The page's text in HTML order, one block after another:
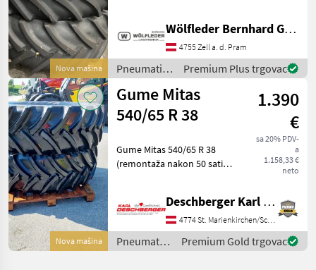
Nova mašina
mögliche Felge: W16L; DW
15L; W15L - LI: 155 (3875kg)
Wölfleder Bernhard GmbH
4755 Zell a. d. Pram
Pneumatici/
Gume/
Naplatci /
Mitas
Premium Plus trgovac
Nova mašina
Gume Mitas
540/65 R 38
1.390
€
sa 20% PDV-
a
1.158,33 €
neto
Gume Mitas 540/65 R 38
(remontaža nakon 50 sati) -
vaša kontakt osoba - g.
Christoph Deschberger
Guma Pneumatici/ Gume
Deschberger Karl Landtechnik GesmbH & Co KG
4774 St. Marienkirchen/Schärding
Pneumatici/
Gume/
Premium Gold trgovac